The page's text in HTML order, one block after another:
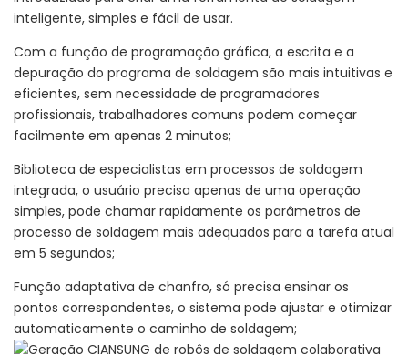
inteligente, simples e fácil de usar.
Com a função de programação gráfica, a escrita e a
depuração do programa de soldagem são mais intuitivas e
eficientes, sem necessidade de programadores
profissionais, trabalhadores comuns podem começar
facilmente em apenas 2 minutos;
Biblioteca de especialistas em processos de soldagem
integrada, o usuário precisa apenas de uma operação
simples, pode chamar rapidamente os parâmetros de
processo de soldagem mais adequados para a tarefa atual
em 5 segundos;
Função adaptativa de chanfro, só precisa ensinar os
pontos correspondentes, o sistema pode ajustar e otimizar
automaticamente o caminho de soldagem;